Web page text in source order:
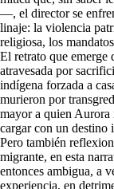
—, el director se
linaje: la violencia
religiosa, los
El retrato que emerge
atravesada por
indígena forzada a
murieron por
mayor a quien Aurora
cargar con un destino
Pero también
migrante, en esta
entonces ambigua, a
experiencia, en